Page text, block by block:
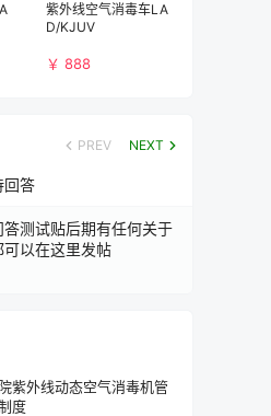
紫外线空气消毒车LA
D/KJUV
￥ 888
PREV NEXT
回答
测试贴后期有任何关于
以在这里发帖
紫外线动态空气消毒机管
度